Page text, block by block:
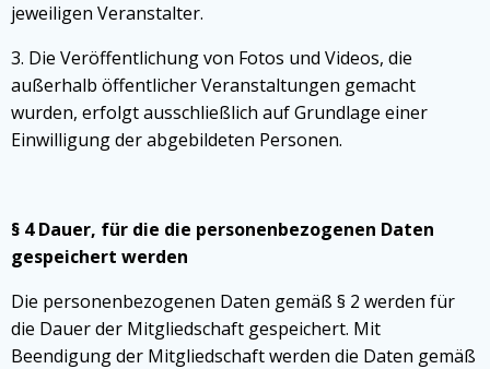
jeweiligen Veranstalter.
3. Die Veröffentlichung von Fotos und Videos, die
außerhalb öffentlicher Veranstaltungen gemacht
wurden, erfolgt ausschließlich auf Grundlage einer
Einwilligung der abgebildeten Personen.
§ 4 Dauer, für die die personenbezogenen Daten
gespeichert werden
Die personenbezogenen Daten gemäß § 2 werden für
die Dauer der Mitgliedschaft gespeichert. Mit
Beendigung der Mitgliedschaft werden die Daten gemäß